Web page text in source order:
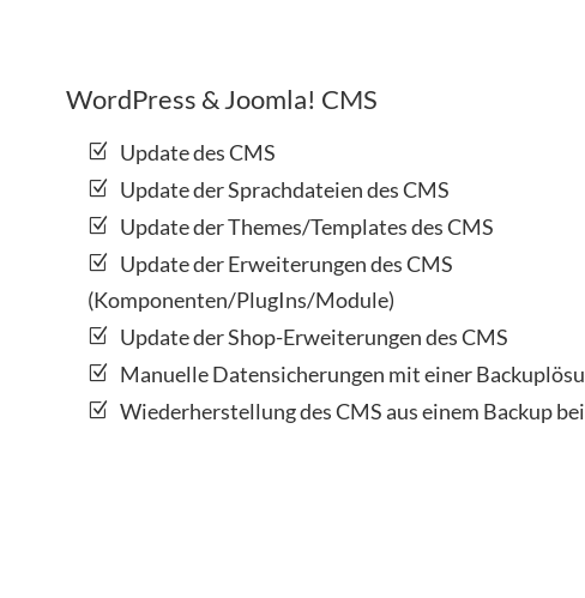
WordPress & Joomla! CMS
Update des CMS
Update der Sprachdateien des CMS
Update der Themes/Templates des CMS
Update der Erweiterungen des CMS
(Komponenten/PlugIns/Module)
Update der Shop-Erweiterungen des CMS
Manuelle Datensicherungen mit einer
Wiederherstellung des CMS aus einem Backup